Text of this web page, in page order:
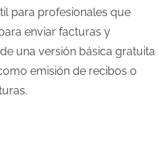
para profesionales que
enviar facturas y
una versión básica gratuita
emisión de recibos o